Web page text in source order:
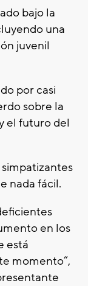
bajo la
una
juvenil
por casi
sobre la
el futuro del
nada fácil.
en los
está
momento”,